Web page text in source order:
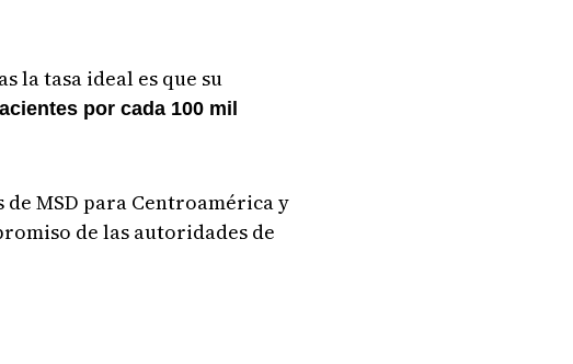
la tasa ideal es que su
por cada 100 mil
MSD para Centroamérica y
de las autoridades de